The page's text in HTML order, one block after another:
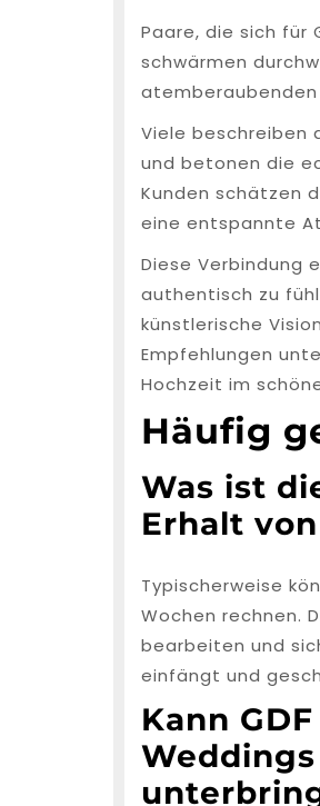
Paare, die sich für
schwärmen
atemberaubenden
Viele beschreiben
und betonen die
Kunden schätzen
eine entspannte
Diese Verbindung
authentisch zu
künstlerische
Empfehlungen
Hochzeit im
Häufig
Was ist
Erhalt
Typischerweise
Wochen rechnen.
bearbeiten und
einfängt und
Kann